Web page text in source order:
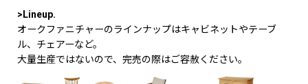
>Lineup.
オークファニチャーのラインナップはキャビネットやテーブ
ル、チェアーなど。
大量生産ではないので、完売の際はご容赦ください。